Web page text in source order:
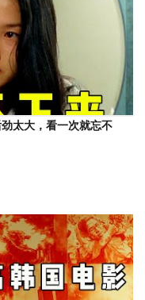
太大，看一次就忘不